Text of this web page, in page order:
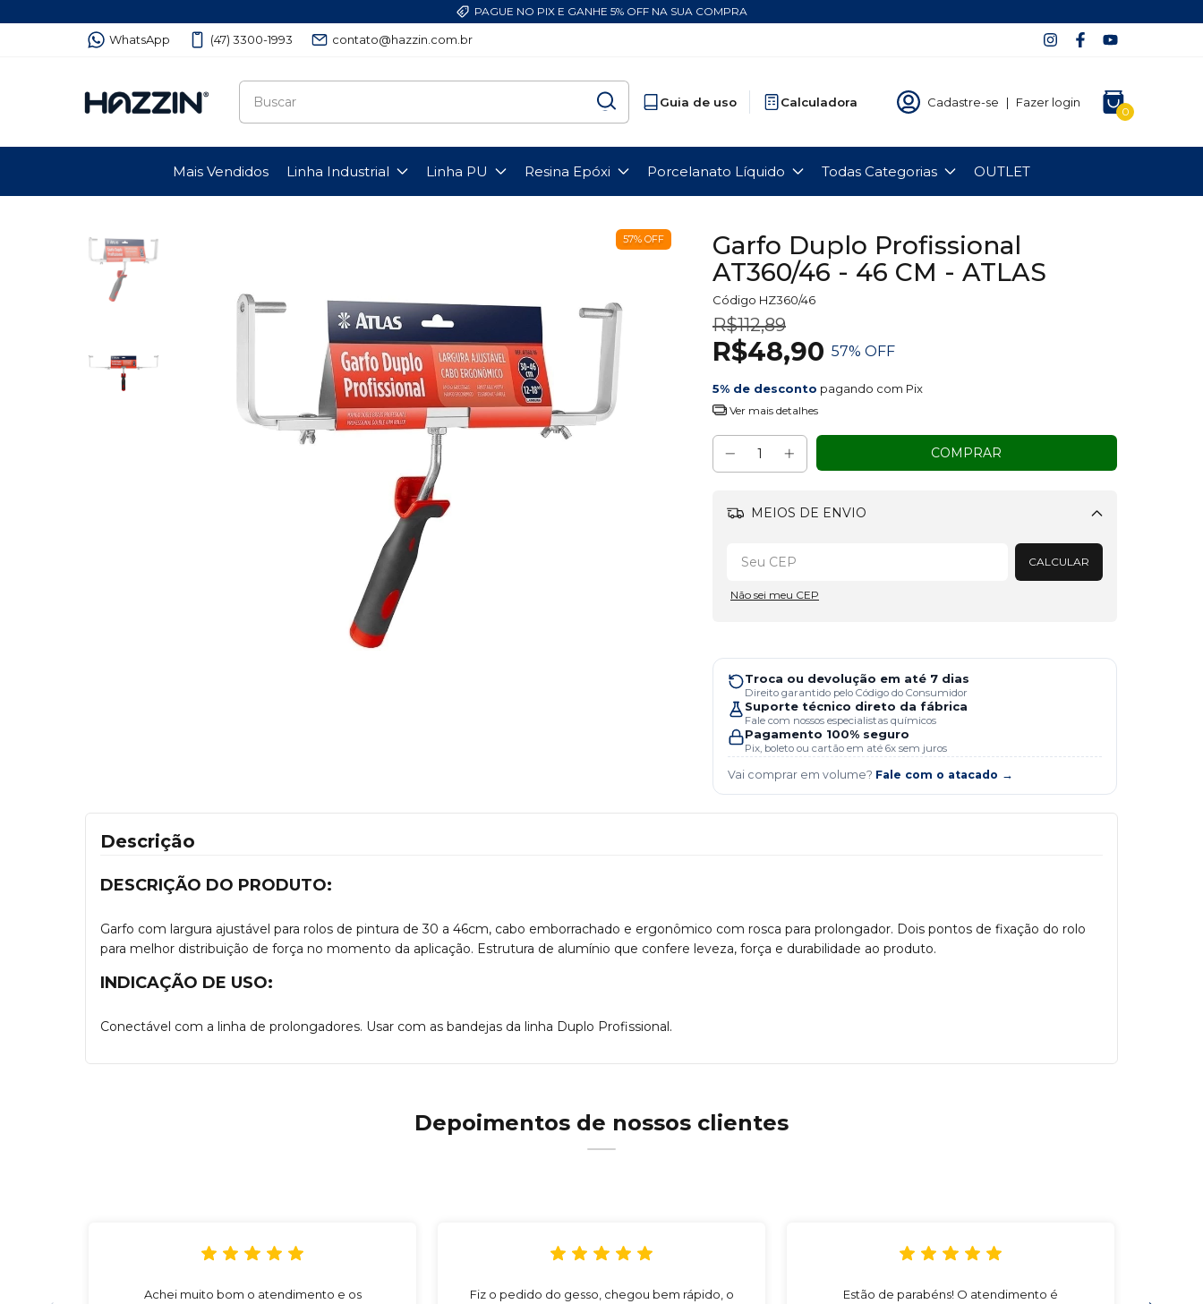
PAGUE NO PIX E GANHE 5% OFF NA SUA COMPRA
WhatsApp (47) 3300-1993 contato@hazzin.com.br
Guia de uso Calculadora Cadastre-se | Fazer login
0
Mais Vendidos Linha Industrial Linha PU Resina Epóxi Porcelanato Líquido Todas Categorias OUTLET
57% OFF
Garfo Duplo Profissional
AT360/46 - 46 CM - ATLAS
Código HZ360/46
R$112,89
R$48,90 57% OFF
5% de desconto pagando com Pix
Ver mais detalhes
MEIOS DE ENVIO
Alterar CEP
CALCULAR
Não sei meu CEP
Troca ou devolução em até 7 dias
Direito garantido pelo Código do Consumidor
Suporte técnico direto da fábrica
Fale com nossos especialistas químicos
Pagamento 100% seguro
Pix, boleto ou cartão em até 6x sem juros
Vai comprar em volume? Fale com o atacado →
Descrição
DESCRIÇÃO DO PRODUTO:
Garfo com largura ajustável para rolos de pintura de 30 a 46cm, cabo emborrachado e ergonômico com rosca para prolongador. Dois pontos de fixação do rolo
para melhor distribuição de força no momento da aplicação. Estrutura de alumínio que confere leveza, força e durabilidade ao produto.
INDICAÇÃO DE USO:
Conectável com a linha de prolongadores. Usar com as bandejas da linha Duplo Profissional.
Depoimentos de nossos clientes
Achei muito bom o atendimento e os
Fiz o pedido do gesso, chegou bem rápido, o
Estão de parabéns! O atendimento é